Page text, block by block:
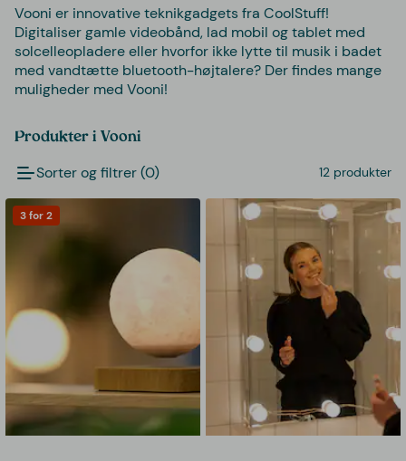
Vooni er innovative teknikgadgets fra CoolStuff!
Digitaliser gamle videobånd, lad mobil og tablet med
solcelleopladere eller hvorfor ikke lytte til musik i badet
med vandtætte bluetooth-højtalere? Der findes mange
muligheder med Vooni!
Produkter i Vooni
Sorter og filtrer (0) 12 produkter
3 for 2